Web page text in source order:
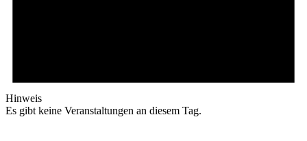
Hinweis
Es gibt keine Veranstaltungen an diesem Tag.